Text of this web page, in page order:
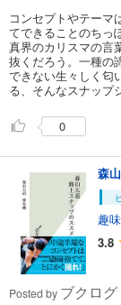
コンセプトやテー
てできることのちっ
真界のカリスマの言
抜くだろう。一種の
できない生々しく匂
る、そんなスナップ
0
森
趣
3.8
Posted by ブクログ